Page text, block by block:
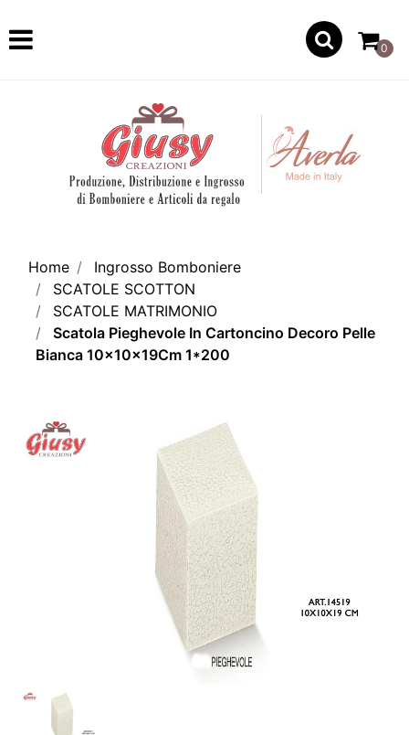
Open
0
Home
Ingrosso Bomboniere
SCATOLE SCOTTON
SCATOLE MATRIMONIO
Scatola Pieghevole In Cartoncino Decoro Pelle
Bianca 10x10x19Cm 1*200